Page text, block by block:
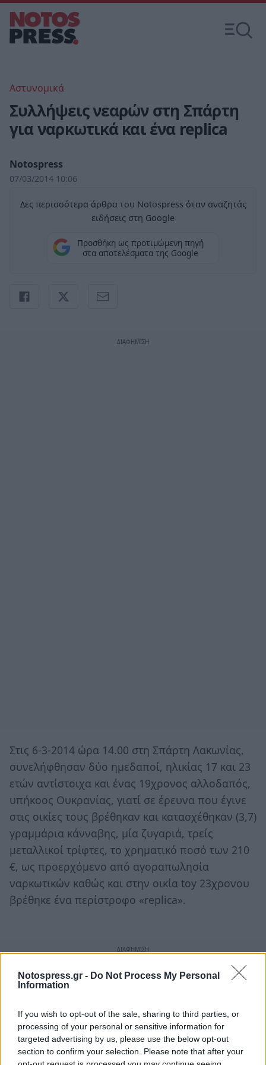
Notospress.gr - Do Not Process My Personal
Information
If you wish to opt-out of the sale, sharing to third parties, or
processing of your personal or sensitive information for
targeted advertising by us, please use the below opt-out
section to confirm your selection. Please note that after your
Αστυνομικά
Συλλήψεις νεαρών στη Σπάρτη
για ναρκωτικά και ένα replica
Notospress
07/03/2014 10:06
Δες περισσότερα άρθρα του Notospress όταν αναζητάς
ειδήσεις στη Google
Προσθήκη ως προτιμώμενη πηγή
στα αποτελέσματα της Google
Στις 6-3-2014 ώρα 14.00 στη Σπάρτη Λακωνίας,
συνελήφθησαν δύο ημεδαποί, ηλικίας 17 και 23
ετών αντίστοιχα και ένας 19χρονος αλλοδαπός,
υπήκοος Ουκρανίας, γιατί σε έρευνα που έγινε
στις οικίες τους βρέθηκαν και κατασχέθηκαν (3,7)
γραμμάρια κάνναβης, μία ζυγαριά, τρείς
μεταλλικοί τρίφτες, το χρηματικό ποσό των 210
€, ως προερχόμενο από αγοραπωλησία
ναρκωτικών καθώς και στην οικία toy 23χρονου
βρέθηκε ένα περίστροφο «replica».